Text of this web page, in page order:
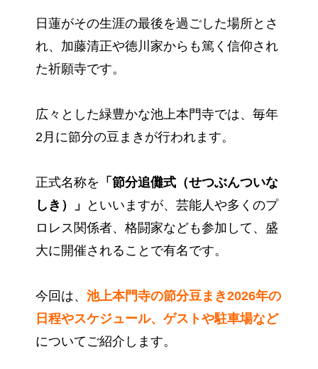
日蓮がその生涯の最後を過ごした場所とさ
れ、加藤清正や徳川家からも篤く信仰され
た祈願寺です。
広々とした緑豊かな池上本門寺では、毎年
2月に節分の豆まきが行われます。
正式名称を 「節分追儺式（せつぶんついな
しき）」
といいますが、芸能人や多くのプ
ロレス関係者、格闘家なども参加して、盛
大に開催されることで有名です。
今回は、 池上本門寺の節分豆まき2026年の
日程やスケジュール、ゲストや駐車場など
についてご紹介します。